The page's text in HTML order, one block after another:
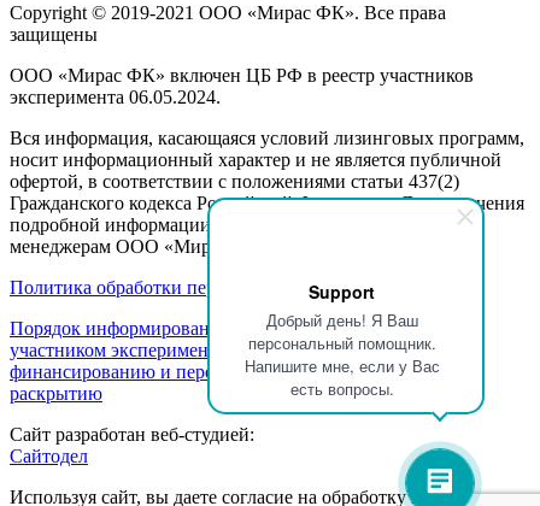
Support
Добрый день! Я Ваш
персональный помощник.
Напишите мне, если у Вас
есть вопросы.
Copyright © 2019-2021 ООО «Мирас ФК». Все права
защищены
ООО «Мирас ФК» включен ЦБ РФ в реестр участников
эксперимента 06.05.2024.
Вся информация, касающаяся условий лизинговых программ,
носит информационный характер и не является публичной
офертой, в соответствии с положениями статьи 437(2)
Гражданского кодекса Российской Федерации. Для получения
подробной информации, пожалуйста, обращайтесь к
менеджерам ООО «Мирас ФК».
Политика обработки персональных данных
Порядок информирования клиентов об осуществлении
участником эксперимента деятельности по партнерскому
финансированию и перечень информации, подлежащей
раскрытию
Сайт разработан веб-студией:
Сайтодел
Используя сайт, вы даете согласие на обработку ваших